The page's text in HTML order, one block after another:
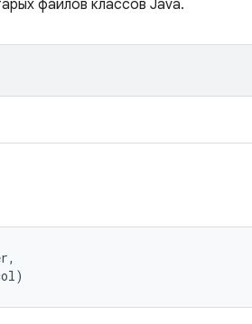
файлов классов Java.